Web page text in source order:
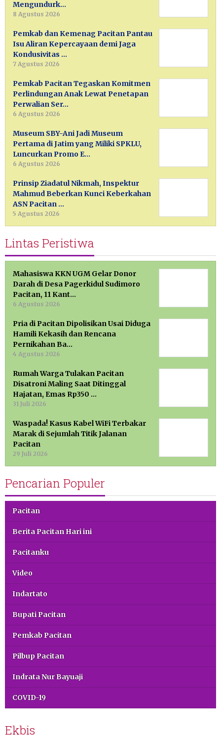
Mengundurk…
8 Agustus 2026
Pemkab dan Kemenag Pacitan Pantau
Isu Aliran Kepercayaan demi Jaga
Kondusivitas …
7 Agustus 2026
Pemkab Pacitan Tegaskan Komitmen
Perlindungan Anak Lewat Penetapan
Perwalian Ser…
6 Agustus 2026
Museum SBY-Ani Jadi Museum
Pertama di Jatim yang Miliki SPKLU,
Luncurkan Promo E…
6 Agustus 2026
Prinsip Ziadatul Nikmah, Inspektur
Mahmud Beberkan Kunci Keberkahan
ASN Pacitan …
5 Agustus 2026
Lintas Peristiwa
Mahasiswa KKN UGM Gelar Donor
Darah di Desa Pagerkidul Sudimoro
Pacitan, 11 Kant…
6 Agustus 2026
Pria di Pacitan Dipolisikan Usai Diduga
Hamili Kekasih dan Rencana
Pernikahan Ba…
4 Agustus 2026
Rumah Warga Tulakan Pacitan
Disatroni Maling Saat Ditinggal
Hajatan, Emas Rp350 …
31 Juli 2026
Waspada! Kasus Kabel WiFi Terbakar
Marak di Sejumlah Titik Jalanan
Pacitan
29 Juli 2026
Pencarian Populer
Pacitan
Berita Pacitan Hari ini
Pacitanku
Video
Indartato
Bupati Pacitan
Pemkab Pacitan
Pilbup Pacitan
Indrata Nur Bayuaji
COVID-19
Ekbis